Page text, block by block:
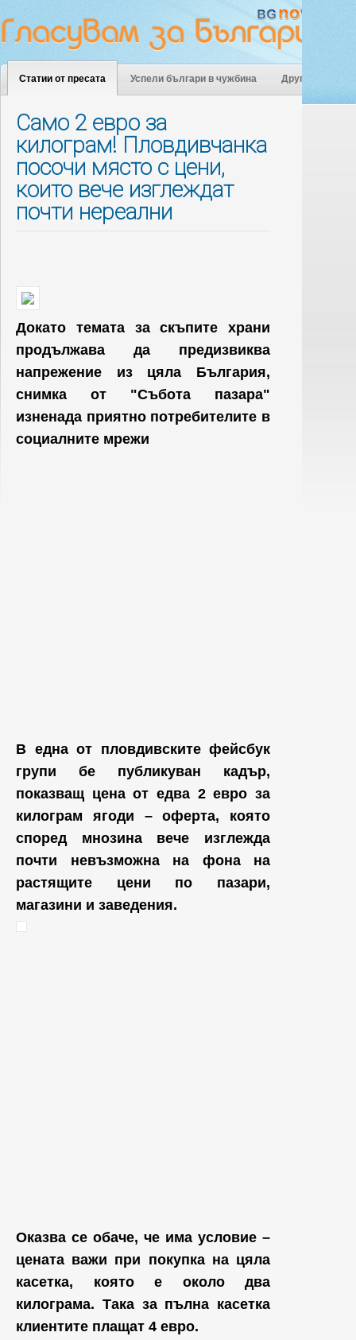
Статии от пресата Успели българи в чужбина Други
Само 2 евро за
килограм! Пловдивчанка
посочи място с цени,
които вече изглеждат
почти нереални
Докато темата за скъпите храни
продължава да предизвиква
напрежение из цяла България,
снимка от "Събота пазара"
изненада приятно потребителите в
социалните мрежи
В една от пловдивските фейсбук
групи бе публикуван кадър,
показващ цена от едва 2 евро за
килограм ягоди – оферта, която
според мнозина вече изглежда
почти невъзможна на фона на
растящите цени по пазари,
магазини и заведения.
Оказва се обаче, че има условие –
цената важи при покупка на цяла
касетка, която е около два
килограма. Така за пълна касетка
клиентите плащат 4 евро.